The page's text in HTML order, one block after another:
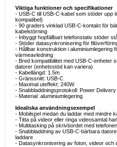
Viktiga funktioner och specifikationer
- USB-C till USB-C-kabel som stöder upp
kompatibel)
- 90 graders vinklad USB-C-kontakt för
kabelstörning
- Inbyggt hopfällbart telefonstativ stöder
- Stöder datasynkronisering för
- Hållbar konstruktion i aluminiumlegering
värmeavledning
- Bred kompatibilitet med USB-C-enheter
datorer (enhetsstöd kan variera)
- Kabellängd: 1.5m
- Gränssnitt: USB-C
- Maximal uteffekt: 240W
- Snabbladdningsprotokoll: Power Delivery
- Material: aluminiumlegering
Idealiska användningsexempel
- Mobilspel medan du laddar med mindre
- Titta på videor eller ringa videosamtal
- Multitasking på skrivbordet med
- Snabbladdning av USB-C-bärbara
laddare
- Datasynkronisering av foton, videor och